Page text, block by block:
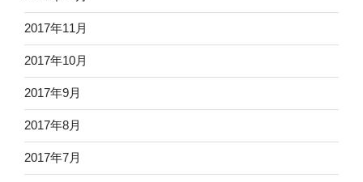
2017年11月
2017年10月
2017年9月
2017年8月
2017年7月